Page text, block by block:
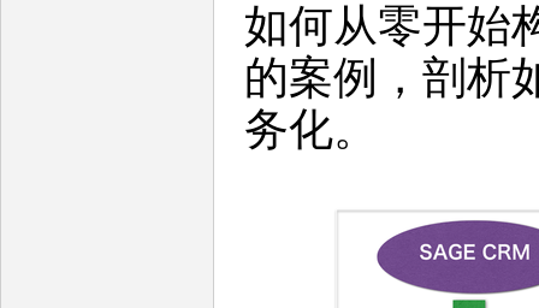
如何从零开始
的案例，剖析
务化。